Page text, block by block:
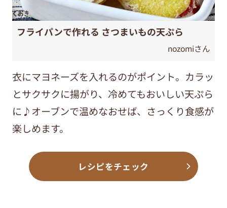
フライパンで作れる さつまいもの天ぷら
nozomiさん
衣にマヨネーズを入れるのがポイント。カラッ
とサクサクに揚がり、冷めてもおいしい天ぷら
に♪オーブンで温めなおせば、さっくり食感が
楽しめます。
レシピをチェック